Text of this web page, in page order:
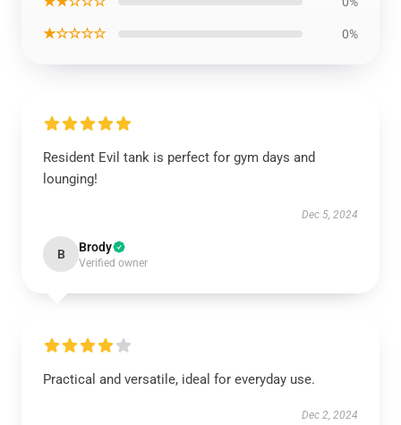
★☆☆☆☆ 0%
Resident Evil tank is perfect for gym days and
lounging!
Dec 5, 2024
B Brody
Verified owner
Practical and versatile, ideal for everyday use.
Dec 2, 2024